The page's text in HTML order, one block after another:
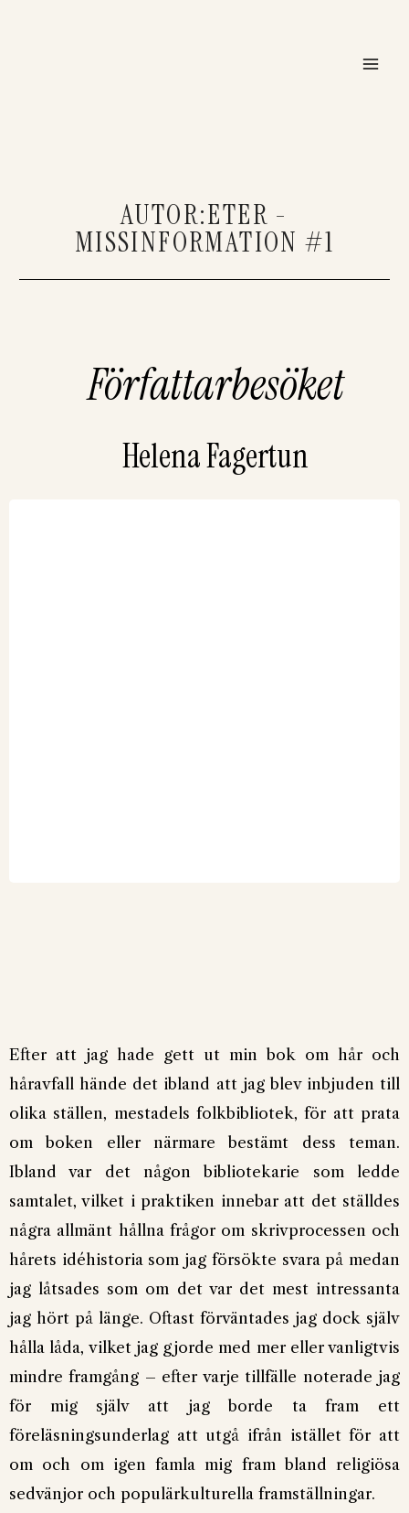
AUTOR:ETER -
MISSINFORMATION #1
Författarbesöket
Helena Fagertun
Efter att jag hade gett ut min bok om hår och
håravfall hände det ibland att jag blev inbjuden till
olika ställen, mestadels folkbibliotek, för att prata
om boken eller närmare bestämt dess teman.
Ibland var det någon bibliotekarie som ledde
samtalet, vilket i praktiken innebar att det ställdes
några allmänt hållna frågor om skrivprocessen och
hårets idéhistoria som jag försökte svara på medan
jag låtsades som om det var det mest intressanta
jag hört på länge. Oftast förväntades jag dock själv
hålla låda, vilket jag gjorde med mer eller vanligtvis
mindre framgång – efter varje tillfälle noterade jag
för mig själv att jag borde ta fram ett
föreläsningsunderlag att utgå ifrån istället för att
om och om igen famla mig fram bland religiösa
sedvänjor och populärkulturella framställningar.